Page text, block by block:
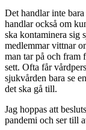
Det handlar inte
handlar också om
ska kontaminera sig
medlemmar vittnar
man tar på och fram
sett. Ofta får
sjukvården bara se
det ska gå till.
Jag hoppas att
pandemi och ser till